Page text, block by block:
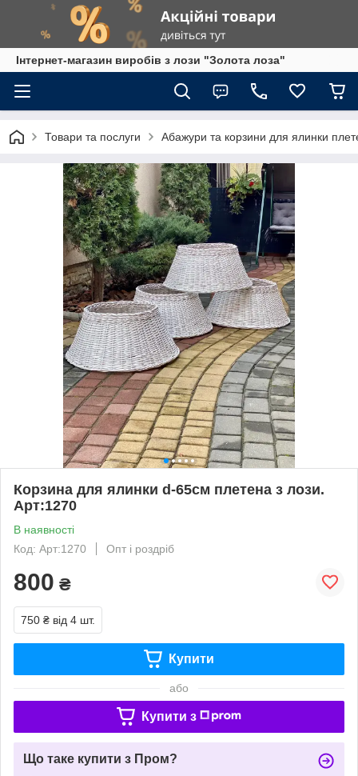
Інтернет-магазин виробів з лози "Золота лоза"
Товари та послуги Абажури та корзини для ялинки
Корзина для ялинки d-65см плетена з лози.
Арт:1270
В наявності
Код: Арт:1270
Опт і роздріб
800 ₴
750 ₴ від 4 шт.
Купити
або
Купити з
Що таке купити з Пром?